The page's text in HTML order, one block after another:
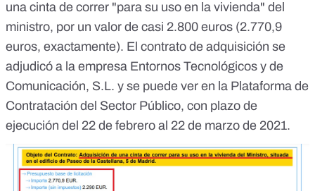
una cinta de correr "para su uso en la vivienda" del
ministro, por un valor de casi 2.800 euros (2.770,9
euros, exactamente). El contrato de adquisición se
adjudicó a la empresa Entornos Tecnológicos y de
Comunicación, S.L. y se puede ver en la Plataforma de
Contratación del Sector Público, con plazo de
ejecución del 22 de febrero al 22 de marzo de 2021.